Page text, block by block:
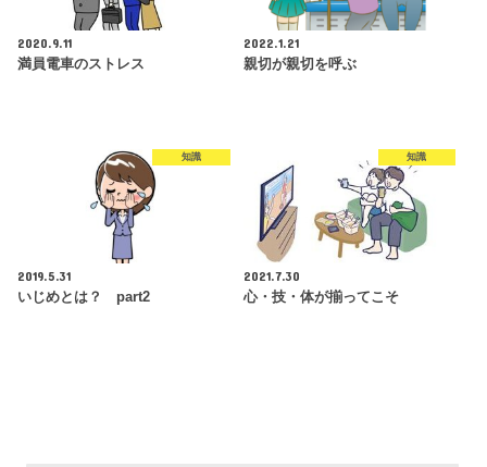
2020.9.11
満員電車のストレス
2022.1.21
親切が親切を呼ぶ
知識
2019.5.31
いじめとは？ part2
知識
2021.7.30
心・技・体が揃ってこそ